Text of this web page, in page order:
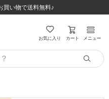
買い物で送料無料♪
)お昼12:59まで！！
買い物で送料無料♪
)お昼12:59まで！！
お気に入り カート メニュー